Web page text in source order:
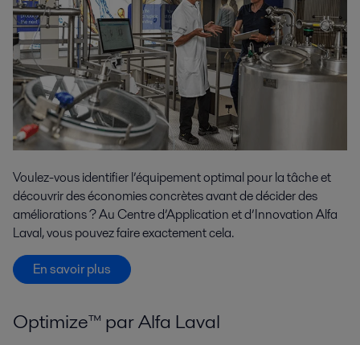
Voulez-vous identifier l’équipement optimal pour la tâche et
découvrir des économies concrètes avant de décider des
améliorations ? Au Centre d’Application et d’Innovation Alfa
Laval, vous pouvez faire exactement cela.
En savoir plus
Optimize™ par Alfa Laval